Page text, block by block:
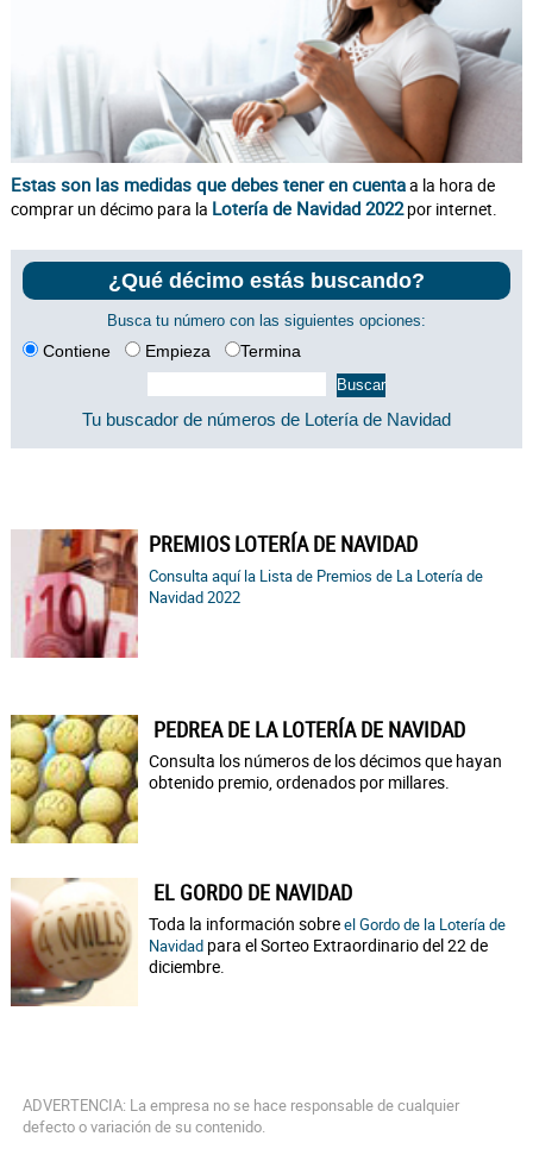
Estas son las medidas que debes tener en cuentaa la hora de
comprar un décimo para la Lotería de Navidad 2022por internet.
¿Qué décimo estás buscando?
Busca tu número con las siguientes opciones:
Contiene Empieza Termina
Tu buscador de números de Lotería de Navidad
PREMIOS LOTERÍA DE NAVIDAD
Consulta aquí la Lista de Premios de La Lotería de
Navidad 2022
PEDREA DE LA LOTERÍA DE NAVIDAD
Consulta los números de los décimos que hayan
obtenido premio, ordenados por millares.
EL GORDO DE NAVIDAD
Toda la información sobreel Gordo de la Lotería de
Navidad para el Sorteo Extraordinario del 22 de
diciembre.
ADVERTENCIA: La empresa no se hace responsable de cualquier
defecto o variación de su contenido.